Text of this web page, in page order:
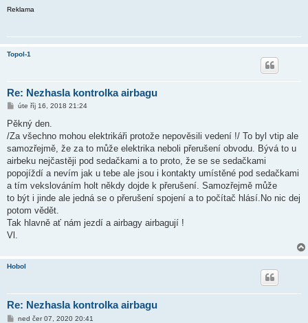
Reklama
Topol-1
Re: Nezhasla kontrolka airbagu
P
í
p
ě
e
k
úte říj 16, 2018 21:24
Pěkný den.
/Za všechno mohou elektrikáři protože nepověsili vedení !/ To byl vtip ale
samozřejmě, že za to může elektrika neboli přerušení obvodu. Bývá to u
airbeku nejčastěji pod sedačkami a to proto, že se se sedačkami
popojíždí a nevím jak u tebe ale jsou i kontakty umístěné pod sedačkami
a tím vekslováním holt někdy dojde k přerušení. Samozřejmě může
to být i jinde ale jedná se o přerušení spojení a to počítač hlásí.No nic dej
potom vědět.
Tak hlavně ať nám jezdí a airbagy airbagují !
Vl.
Hobol
Re: Nezhasla kontrolka airbagu
Pned čer 07, 2020 20:41